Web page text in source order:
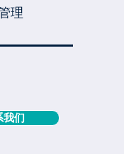
理
我们